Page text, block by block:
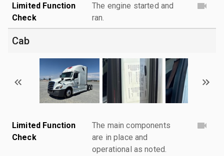
Limited Function
Check
The engine started and
ran.
Cab
Limited Function
Check
The main components
are in place and
operational as noted.